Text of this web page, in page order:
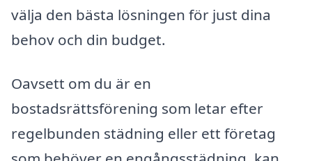
välja den bästa lösningen för just dina
behov och din budget.
Oavsett om du är en
bostadsrättsförening som letar efter
regelbunden städning eller ett företag